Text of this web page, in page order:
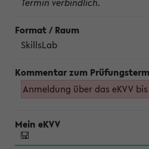
SkillsLab
Anmeldung über das eKVV bis